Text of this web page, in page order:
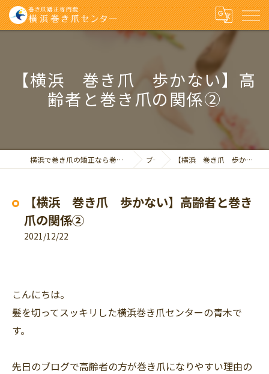
【横浜 巻き爪 歩かない】高
齢者と巻き爪の関係②
横浜で巻き爪の矯正なら巻き爪矯正専門院 横浜巻き爪センター ブログ 【横浜 巻き爪 歩かない】高齢者と巻き爪の関係②
【横浜 巻き爪 歩かない】高齢者と巻き
爪の関係②
2021/12/22
こんにちは。
髪を切ってスッキリした横浜巻き爪センターの青木で
す。
先日のブログで高齢者の方が巻き爪になりやすい理由の